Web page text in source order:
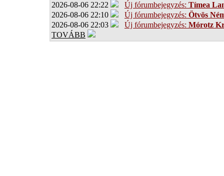
2026-08-06 22:22
Új fórumbejegyzés: Tímea
2026-08-06 22:10
Új fórumbejegyzés: Ötvös
2026-08-06 22:03
Új fórumbejegyzés: Mórotz
TOVÁBB